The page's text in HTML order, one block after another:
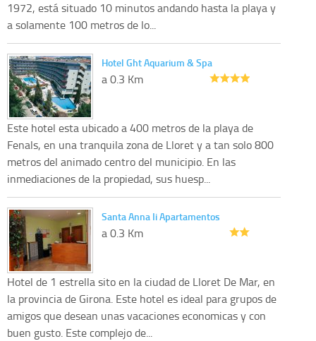
1972, está situado 10 minutos andando hasta la playa y
a solamente 100 metros de lo...
Hotel Ght Aquarium & Spa
a 0.3 Km
Este hotel esta ubicado a 400 metros de la playa de
Fenals, en una tranquila zona de Lloret y a tan solo 800
metros del animado centro del municipio. En las
inmediaciones de la propiedad, sus huesp...
Santa Anna Ii Apartamentos
a 0.3 Km
Hotel de 1 estrella sito en la ciudad de Lloret De Mar, en
la provincia de Girona. Este hotel es ideal para grupos de
amigos que desean unas vacaciones economicas y con
buen gusto. Este complejo de...